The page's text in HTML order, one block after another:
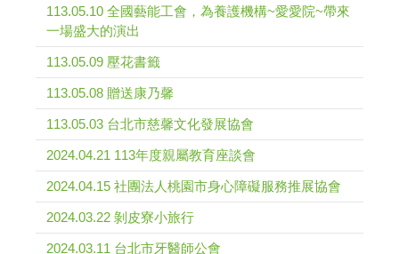
113.05.10 全國藝能工會，為養護機構~愛愛院~帶來
一場盛大的演出
113.05.09 壓花書籤
113.05.08 贈送康乃馨
113.05.03 台北市慈馨文化發展協會
2024.04.21 113年度親屬教育座談會
2024.04.15 社團法人桃園市身心障礙服務推展協會
2024.03.22 剝皮寮小旅行
2024.03.11 台北市牙醫師公會